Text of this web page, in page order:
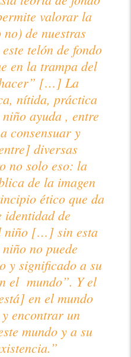
valorar la
de nuestras
telón de fondo
en la trampa del
[…] La
nítida, práctica
ayuda , entre
consensuar y
diversas
no solo eso: la
de la imagen
ético que da
identidad de
niño […] sin esta
no puede
y significado a su
el mundo”. Y el
en el mundo
encontrar un
mundo y a su